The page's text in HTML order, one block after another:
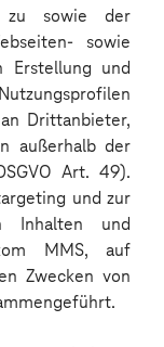
sowie der
sowie
Erstellung und
Drittanbieter,
außerhalb der
Art. 49).
und zur
Inhalten und
MMS, auf
Zwecken von